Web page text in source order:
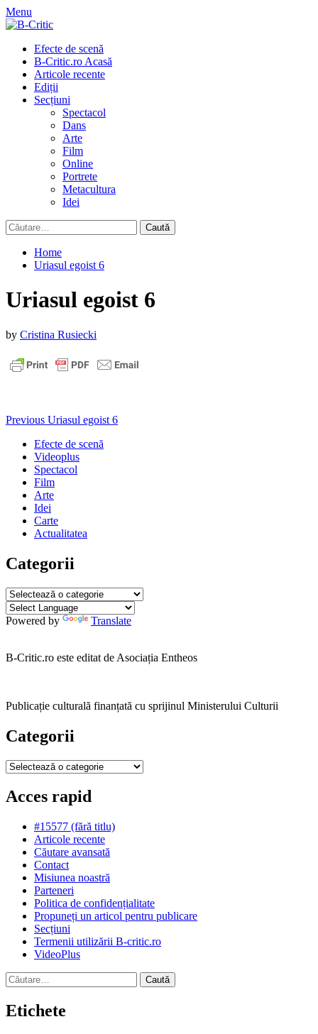
Skip
to
Menu
Primary
Menu
Efecte de scenă
B-Critic.ro Acasă
Articole recente
Ediții
Secțiuni
Spectacol
Dans
Arte
Film
Online
Portrete
Metacultura
Idei
Caută
după:
Home
Uriasul egoist 6
Uriasul egoist 6
Published
30
by Cristina Rusiecki
Navigare
articole
Previous Previous
Uriasul egoist 6
Efecte de scenă
Videoplus
Spectacol
Film
Arte
Idei
Carte
Actualitatea
Categorii
Categorii
Powered by Translate
B-Critic.ro este editat de Asociația Entheos
Publicație culturală finanțată cu sprijinul Ministerului Culturii
Categorii
Categorii
Acces rapid
#15577 (fără titlu)
Articole recente
Căutare avansată
Contact
Misiunea noastră
Parteneri
Politica de confidențialitate
Propuneți un articol pentru publicare
Secțiuni
Termenii utilizării B-critic.ro
VideoPlus
Caută
după:
Etichete